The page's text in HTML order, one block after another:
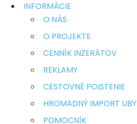
INFORMÁCIE
O NÁS
O PROJEKTE
CENNÍK INZERÁTOV
REKLAMY
CESTOVNÉ POISTENIE
HROMADNÝ IMPORT
POMOCNÍK